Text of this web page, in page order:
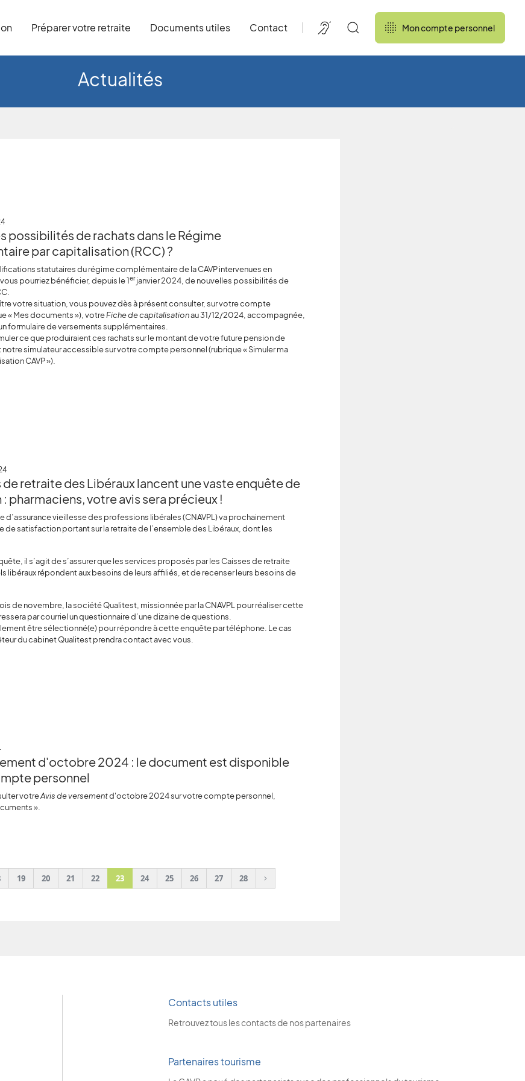
Préparer votre retraite Documents utiles Contact Mon compte personnel
Actualités
possibilités de rachats dans le Régime
par capitalisation (RCC) ?
statutaires du régime complémentaire de la CAVP intervenues en
pourriez bénéficier, depuis le 1erjanvier 2024, de nouvelles possibilités de
votre situation, vous pouvez dès à présent consulter, sur votre compte
« Mes documents »), votreFiche de capitalisationau 31/12/2024, accompagnée,
formulaire de versements supplémentaires.
ce que produiraient ces rachats sur le montant de votre future pension de
notre simulateur accessible sur votre compte personnel (rubrique « Simuler ma
CAVP »).
de retraite des Libéraux lancent une vaste enquête de
pharmaciens, votre avis sera précieux !
d’assurance vieillesse des professions libérales (CNAVPL) va prochainement
de satisfaction portant sur la retraite de l’ensemble des Libéraux, dont les
il s’agit de s’assurer que les services proposés par les Caisses de retraite
libéraux répondent aux besoins de leurs affiliés, et de recenser leurs besoins de
de novembre, la société Qualitest, missionnée par la CNAVPL pour réaliser cette
par courriel un questionnaire d’une dizaine de questions.
être sélectionné(e) pour répondre à cette enquête par téléphone. Le cas
du cabinet Qualitest prendra contact avec vous.
d'octobre 2024 : le document est disponible
personnel
votreAvis de versementd'octobre 2024 sur votre compte personnel,
».
19 20 21 22 23 24 25 26 27 28
Contacts utiles
Retrouvez tous les contacts de nos partenaires
Partenaires tourisme